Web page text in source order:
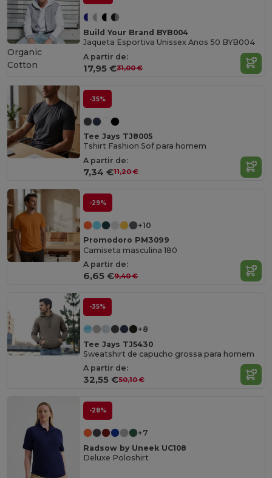
Build Your Brand BYB004
Jaqueta Esportiva Unissex Anos 50 BYB004
A partir de:
17,95 €31,00 €
Organic
Cotton
-35%
Tee Jays TJ8005
Tshirt Fashion Sof para homem
A partir de:
7,34 €11,20 €
-29%
+10
Promodoro PM3099
Camiseta masculina 180
A partir de:
6,65 €9,40 €
-35%
+8
Tee Jays TJ5430
Sweatshirt de capucho grossa para homem
A partir de:
32,55 €50,10 €
-28%
+7
Radsow by Uneek UC108
Deluxe Poloshirt